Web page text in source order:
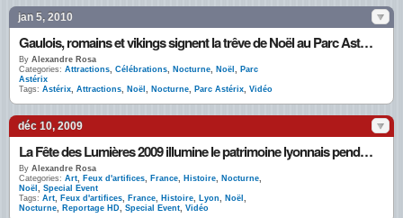
jan 5, 2010
Gaulois, romains et vikings signent la trêve de Noël au Parc Astérix
By Alexandre Rosa
Categories: Attractions, Célébrations, Nocturne, Noël , Parc
Astérix
Tags: Astérix, Attractions, Noël , Nocturne, Parc Astérix, Vidéo
déc 10, 2009
La Fête des Lumières 2009 illumine le patrimoine lyonnais pendant 4 nuits
By Alexandre Rosa
Categories: Art, Feux d'artifices, France, Histoire, Nocturne,
Noël , Special Event
Tags: Art, Feux d'artifices, France, Histoire, Lyon, Noël ,
Nocturne, Reportage HD, Special Event, Vidéo